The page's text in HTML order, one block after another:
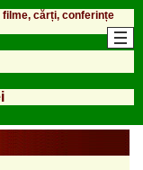
cărți, conferințe